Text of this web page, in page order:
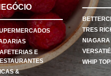
E
&
TRES
NIAGARA
VERSATIÉ
WHIP